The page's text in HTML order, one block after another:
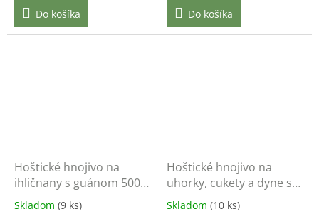
Do košíka Do košíka
Hoštické hnojivo na
ihličnany s guánom 500
ml
Skladom (9 ks)
Hoštické hnojivo na
uhorky, cukety a dyne s
guánom 500 ml
Skladom (10 ks)